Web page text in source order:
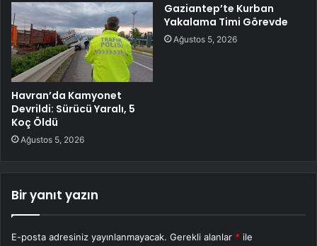
Havran’da Kamyonet
Devrildi: Sürücü Yaralı, 5
Koç Öldü
Ağustos 5, 2026
Gaziantep’te Kurban
Yakalama Timi Görevde
Ağustos 5, 2026
Bir yanıt yazın
E-posta adresiniz yayınlanmayacak. Gerekli alanlar * ile